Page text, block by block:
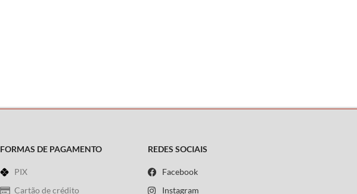
FORMAS DE PAGAMENTO
PIX
Cartão de crédito
REDES SOCIAIS
Facebook
Instagram